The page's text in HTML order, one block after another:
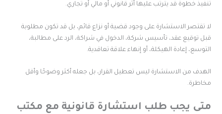
خطوة قد يترتب عليها أثر قانوني أو مالي أو تجاري.
تقتصر الاستشارة على وجود قضية أو نزاع قائم، بل قد تكون مطلوبة
توقيع عقد، تأسيس شركة، الدخول في شراكة، الرد على مطالبة،
إعادة الهيكلة، أو إنهاء علاقة تعاقدية.
من الاستشارة ليس تعطيل القرار، بل جعله أكثر وضوحًا وأقل
يجب طلب استشارة قانونية مع مكتب